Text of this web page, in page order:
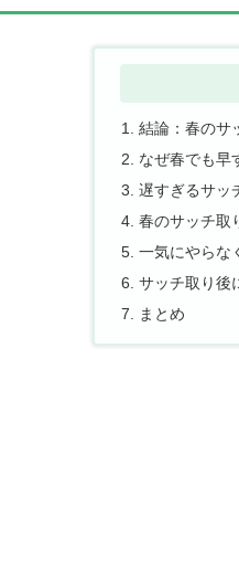
結論：春のサ
なぜ春でも早
遅すぎるサッ
春のサッチ取
一気にやらな
サッチ取り後
まとめ